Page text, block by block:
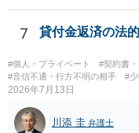
ん。当該チケットがチケ
該当し、券面上使用者が
外に選択肢がない場合も
必要になると思われます。
ても回答は異なるかもしれ
7 貸付金返済の法
#個人・プライベート #契約書
#音信不通・行方不明の相手
#
2026年7月13日
川添 圭 弁護士